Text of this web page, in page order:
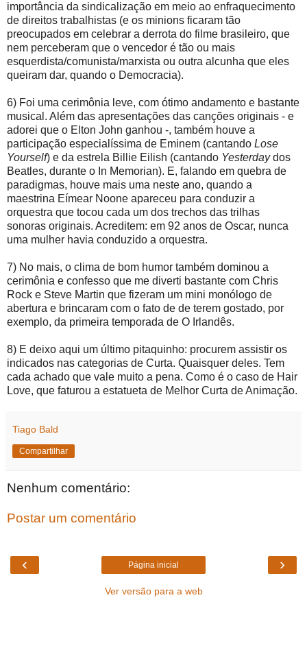
importância da sindicalização em meio ao enfraquecimento
de direitos trabalhistas (e os minions ficaram tão
preocupados em celebrar a derrota do filme brasileiro, que
nem perceberam que o vencedor é tão ou mais
esquerdista/comunista/marxista ou outra alcunha que eles
queiram dar, quando o Democracia).
6) Foi uma cerimônia leve, com ótimo andamento e bastante
musical. Além das apresentações das canções originais - e
adorei que o Elton John ganhou -, também houve a
participação especialíssima de Eminem (cantando Lose
Yourself) e da estrela Billie Eilish (cantando Yesterdaydos
Beatles, durante o In Memorian). E, falando em quebra de
paradigmas, houve mais uma neste ano, quando a
maestrina Eímear Noone apareceu para conduzir a
orquestra que tocou cada um dos trechos das trilhas
sonoras originais. Acreditem: em 92 anos de Oscar, nunca
uma mulher havia conduzido a orquestra.
7) No mais, o clima de bom humor também dominou a
cerimônia e confesso que me diverti bastante com Chris
Rock e Steve Martin que fizeram um mini monólogo de
abertura e brincaram com o fato de de terem gostado, por
exemplo, da primeira temporada de O Irlandês.
8) E deixo aqui um último pitaquinho: procurem assistir os
indicados nas categorias de Curta. Quaisquer deles. Tem
cada achado que vale muito a pena. Como é o caso de Hair
Love, que faturou a estatueta de Melhor Curta de Animação.
Tiago Bald
Compartilhar
Nenhum comentário:
Postar um comentário
‹ ›
Página inicial
Ver versão para a web